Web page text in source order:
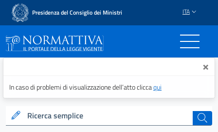
Presidenza del Consiglio dei Ministri ITA
Normattiva - Il portale ×
In caso di problemi di visualizzazione dell’atto cliccaqui
Ricerca semplice cerca